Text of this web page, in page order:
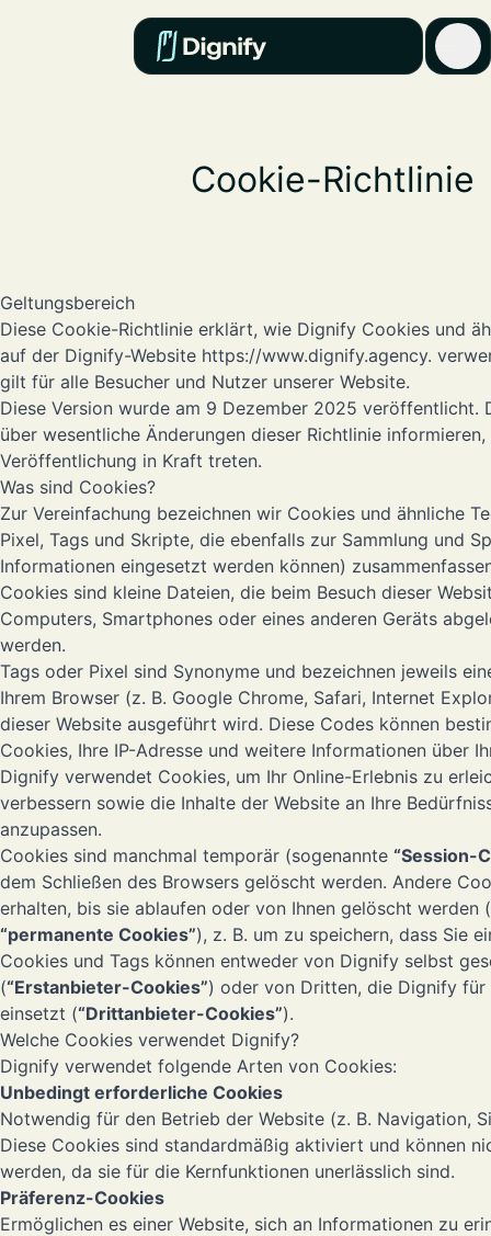
Cookie-Richtlinie
Geltungsbereich
Diese Cookie-Richtlinie erklärt, wie Dignify Cookies und
auf der Dignify-Website https://www.dignify.agency.
gilt für alle Besucher und Nutzer unserer Website.
Diese Version wurde am 9 Dezember 2025 veröffentlicht.
über wesentliche Änderungen dieser Richtlinie
Veröffentlichung in Kraft treten.
Was sind Cookies?
Zur Vereinfachung bezeichnen wir Cookies und ähnliche
Pixel, Tags und Skripte, die ebenfalls zur Sammlung und
Informationen eingesetzt werden können)
Cookies sind kleine Dateien, die beim Besuch dieser
Computers, Smartphones oder eines anderen Geräts
werden.
Tags oder Pixel sind Synonyme und bezeichnen jeweils
Ihrem Browser (z. B. Google Chrome, Safari, Internet
dieser Website ausgeführt wird. Diese Codes können
Cookies, Ihre IP-Adresse und weitere Informationen über
Dignify verwendet Cookies, um Ihr Online-Erlebnis zu
verbessern sowie die Inhalte der Website an Ihre
anzupassen.
Cookies sind manchmal temporär (sogenannte “Session-
dem Schließen des Browsers gelöscht werden. Andere
erhalten, bis sie ablaufen oder von Ihnen gelöscht werden
“permanente Cookies”), z. B. um zu speichern, dass Sie
Cookies und Tags können entweder von Dignify selbst
(“Erstanbieter-Cookies”) oder von Dritten, die Dignify
einsetzt (“Drittanbieter-Cookies”).
Welche Cookies verwendet Dignify?
Dignify verwendet folgende Arten von Cookies:
Unbedingt erforderliche Cookies
Notwendig für den Betrieb der Website (z. B. Navigation,
Diese Cookies sind standardmäßig aktiviert und können
werden, da sie für die Kernfunktionen unerlässlich sind.
Präferenz-Cookies
Ermöglichen es einer Website, sich an Informationen zu